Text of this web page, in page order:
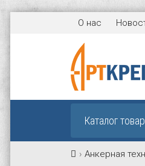
О нас
Каталог
Анкерная